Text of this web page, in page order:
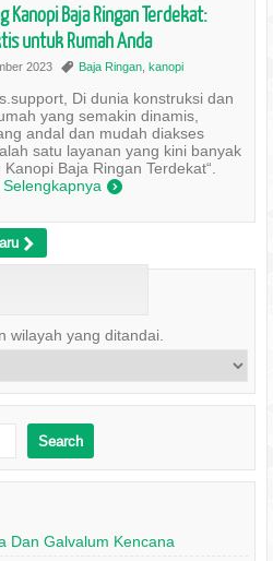
Kanopi Baja Ringan Terdekat:
untuk Rumah Anda
2023 , Baja Ringan, kanopi
Di dunia konstruksi dan
yang semakin dinamis,
andal dan mudah diakses
satu layanan yang kini banyak
Baja Ringan Terdekat“.
Selengkapnya )
>
wilayah yang ditandai.
Search
Dan Galvalum Kencana